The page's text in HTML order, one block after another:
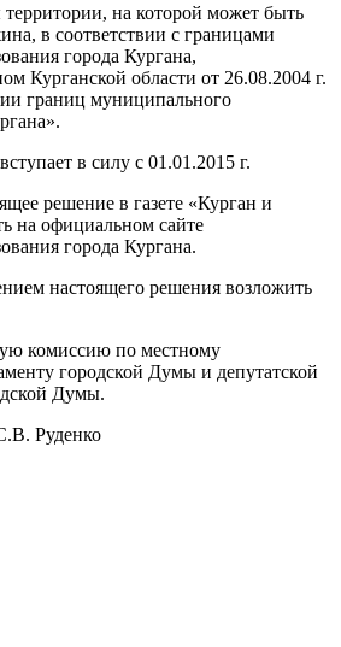
на которой может быть
в соответствии с границами
города Кургана,
Курганской области от 26.08.2004 г.
границ муниципального
в силу с 01.01.2015 г.
решение в газете «Курган и
на официальном сайте
города Кургана.
настоящего решения возложить
комиссию по местному
городской Думы и депутатской
Думы.
Руденко